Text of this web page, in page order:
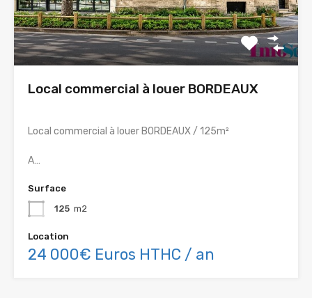
Local commercial à louer BORDEAUX
Local commercial à louer BORDEAUX / 125m²
A…
Surface
125 m2
Location
24 000€ Euros HTHC / an